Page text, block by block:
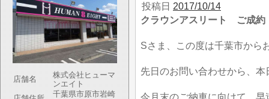
店舗名
株式会社ヒューマ
ンエイト
千葉県市原市岩崎
投稿日 2017/10/14
クラウンアスリート ご成約
Sさま、この度は千葉市から
先日のお問い合わせから、
今月末のご納車に向けて、